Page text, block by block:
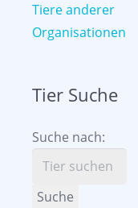
Tiere anderer
Organisationen
Tier Suche
Suche nach:
Suche